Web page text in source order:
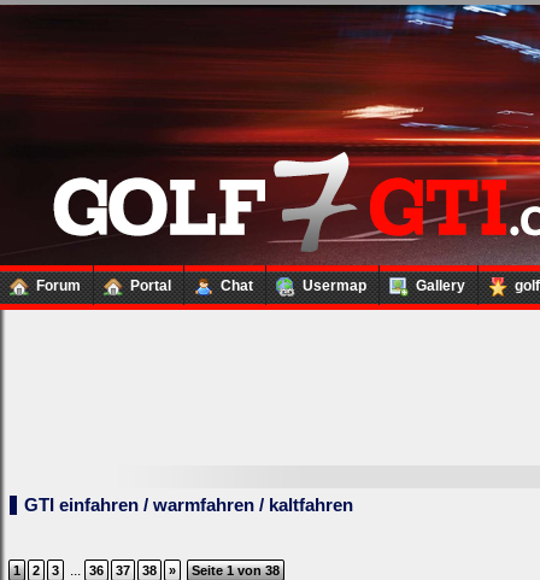
Forum Portal Chat Usermap Gallery
GTI einfahren / warmfahren / kaltfahren
1 2 3 ... 36 37 38 » Seite 1 von 38